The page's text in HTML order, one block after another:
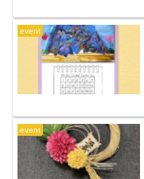
event
event